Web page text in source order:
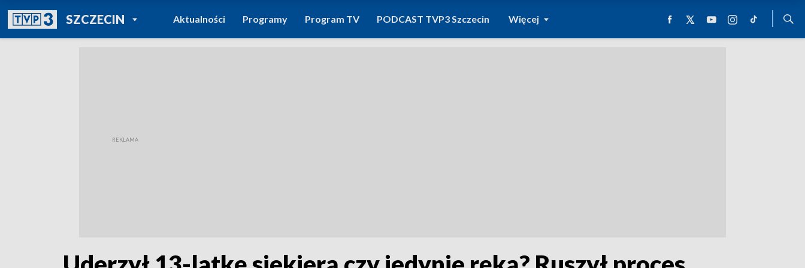
SZCZECINPOWRÓT DO
TVP REGIONY
Aktualności Programy Program TV PODCAST TVP3 Szczecin Więcej